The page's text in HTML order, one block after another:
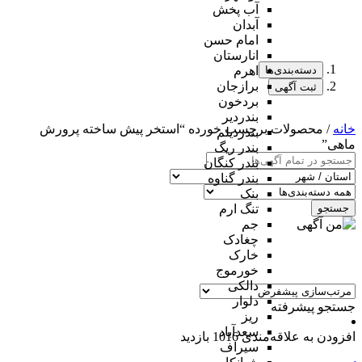
آب پخش
آبدان
امام حسن
انارستان
اهرم
برازجان
بردخون
بندردیر
بندردیلم
بندر ریگ
بندر کنگان
بندر گناوه
بنک
تنگ ارم
جم
چغادک
خارک
خورموج
دالکی
دلوار
ریز
سعدآباد
سیراف
دسته‌بندی‌ها
ثبت آگهی
خانه / محصولات برچسب خورده “استخر پیش ساخته پرورش
ماهی”
جستجو
جستجو پیشرفته
افزودن به علاقه‌مندی 1016 بازدید